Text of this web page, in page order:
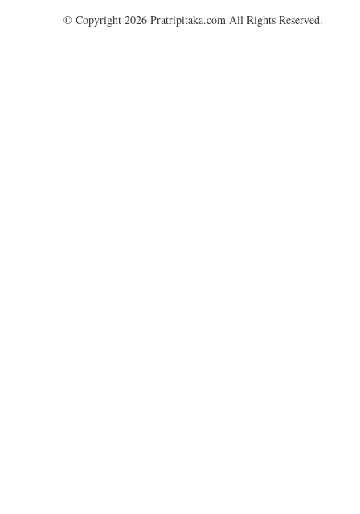
© Copyright 2026 Pratripitaka.com All Rights Reserved.